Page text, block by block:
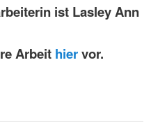
ist Lasley Ann
Arbeit hiervor.